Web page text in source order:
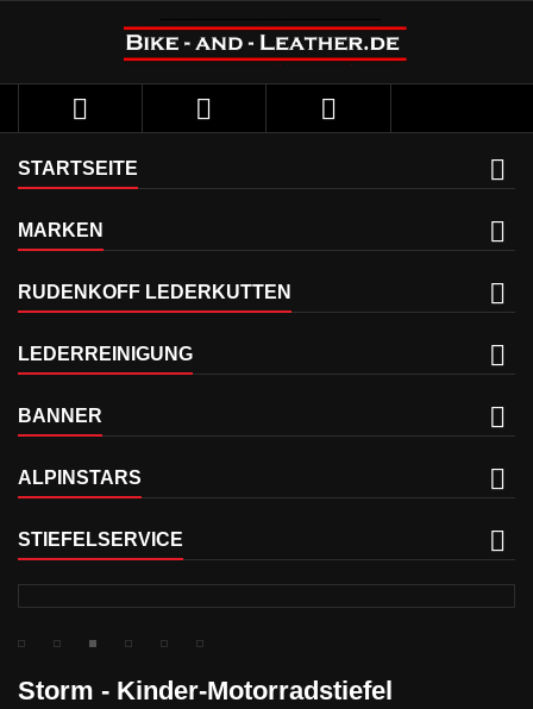
  
STARTSEITE
MARKEN
RUDENKOFF LEDERKUTTEN
LEDERREINIGUNG
BANNER
ALPINSTARS
STIEFELSERVICE
Storm - Kinder-Motorradstiefel